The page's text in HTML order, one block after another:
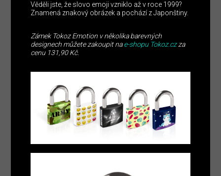
Věděli jste, že slovo emoji vzniklo až v roce 1999?
Znamená znakový obrázek a pochází z Japonštiny.
Zámek Tokoz Emotion v několika barevných
designech můžete zakoupit nae-shopu Tokoz.czza
cenu 131,90 Kč.